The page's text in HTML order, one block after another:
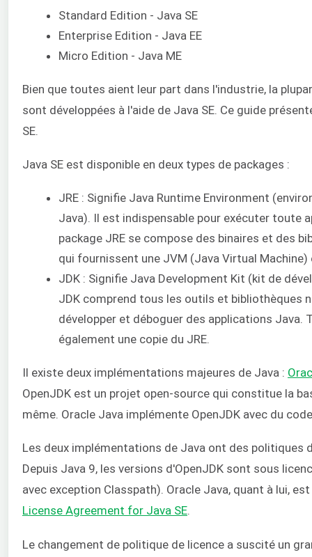
Standard Edition - Java SE
Enterprise Edition - Java EE
Micro Edition - Java ME
Bien que toutes aient leur part dans l'industrie, la
sont développées à l'aide de Java SE. Ce guide
SE.
Java SE est disponible en deux types de packages :
JRE : Signifie Java Runtime Environment
Java). Il est indispensable pour exécuter toute
package JRE se compose des binaires et des
qui fournissent une JVM (Java Virtual
JDK : Signifie Java Development Kit (kit de
JDK comprend tous les outils et bibliothèques
développer et déboguer des applications Java.
également une copie du JRE.
Il existe deux implémentations majeures de Java :
OpenJDK est un projet open-source qui constitue la
même. Oracle Java implémente OpenJDK avec du
Les deux implémentations de Java ont des politiques
Depuis Java 9, les versions d'OpenJDK sont sous
avec exception Classpath). Oracle Java, quant à lui,
License Agreement for Java SE.
Le changement de politique de licence a suscité un